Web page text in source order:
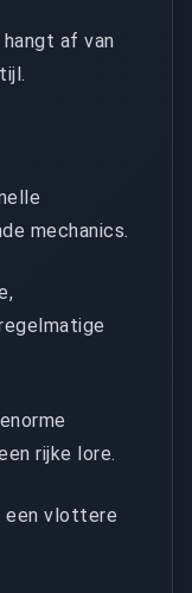
af van
mechanics.
rijke lore.
een vlottere